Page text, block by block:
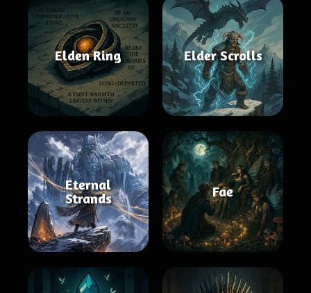
Elden Ring Elder Scrolls
Eternal
Strands
Fae